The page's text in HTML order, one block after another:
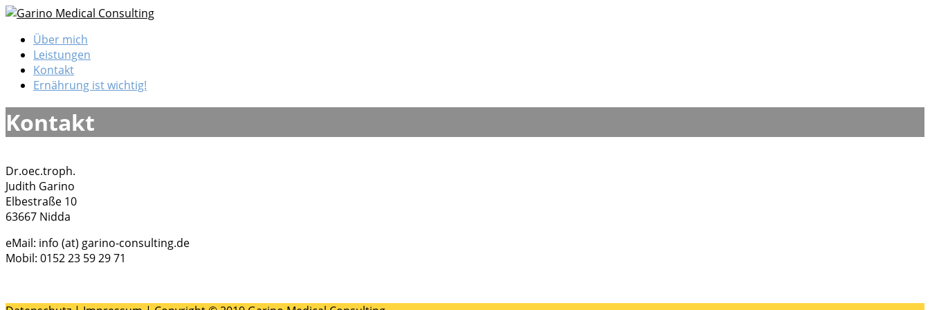
Zum
springenÜber mich
Leistungen
Kontakt
Ernährung ist wichtig!
Kontakt
Dr.oec.troph.
Judith Garino
Elbestraße 10
63667 Nidda
eMail: info (at) garino-consulting.de
Mobil: 0152 23 59 29 71